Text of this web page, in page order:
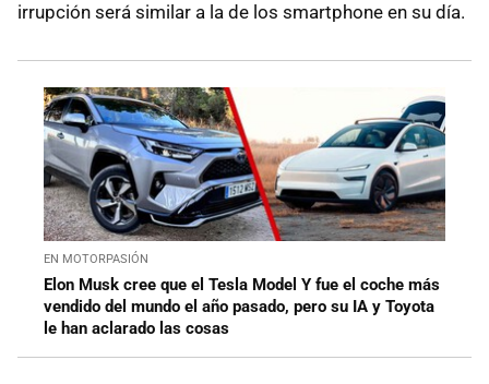
irrupción será similar a la de los smartphone en su día.
EN MOTORPASIÓN
Elon Musk cree que el Tesla Model Y fue el coche más
vendido del mundo el año pasado, pero su IA y Toyota
le han aclarado las cosas